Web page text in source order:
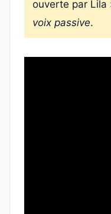
ouverte par Lila
voix passive.